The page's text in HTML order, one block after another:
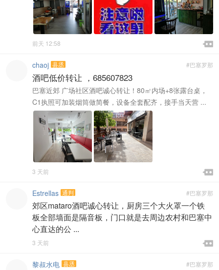

前天 12:58 
#巴塞罗那
chaoj 县丞
酒吧低价转让 ，685607823
巴塞近郊 广场社区酒吧诚心转让！80㎡内场+8张露台桌，
C1执照可加装烟筒做简餐，设备全套配齐，接手当天营 ...

3 天前 
#巴塞罗那
Estrellas 通判
郊区mataro酒吧诚心转让，厨房三个大火罩一个铁
板全部墙面是隔音板，门口就是去周边农村和巴塞中
心直达的公 ...

3 天前 
#巴塞罗那
黎叔水电 县丞